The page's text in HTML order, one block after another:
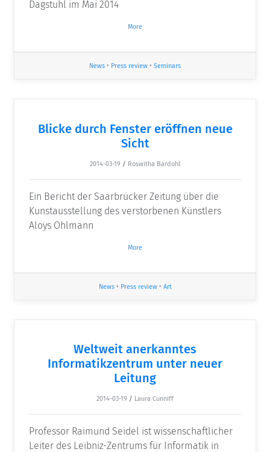
Dagstuhl im Mai 2014
More
News • Press review • Seminars
Blicke durch Fenster eröffnen neue
Sicht
2014-03-19 / Roswitha Bardohl
Ein Bericht der Saarbrücker Zeitung über die
Kunstausstellung des verstorbenen Künstlers
Aloys Ohlmann
More
News• Press review• Art
Weltweit anerkanntes
Informatikzentrum unter neuer
Leitung
2014-03-19 / Laura Cunniff
Professor Raimund Seidel ist wissenschaftlicher
Leiter des Leibniz-Zentrums für Informatik in